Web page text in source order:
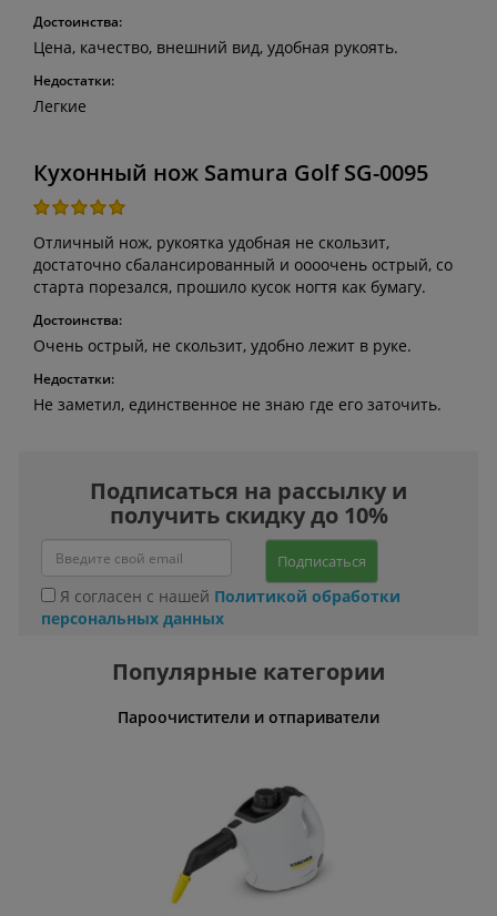
Достоинства:
Цена, качество, внешний вид, удобная рукоять.
Недостатки:
Легкие
Кухонный нож Samura Golf SG-0095
Отличный нож, рукоятка удобная не скользит,
достаточно сбалансированный и оооочень острый, со
старта порезался, прошило кусок ногтя как бумагу.
Достоинства:
Очень острый, не скользит, удобно лежит в руке.
Недостатки:
Не заметил, единственное не знаю где его заточить.
Подписаться на рассылку и
получить скидку до 10%
Подписаться
Я согласен с нашей Политикой обработки
персональных данных
Популярные категории
Пароочистители и отпариватели